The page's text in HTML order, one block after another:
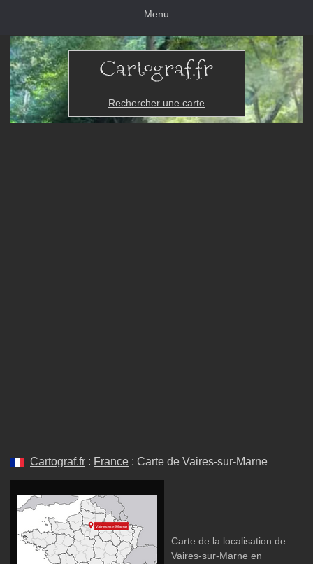
Menu
Rechercher une carte
Cartograf.fr : France : Carte de Vaires-sur-Marne
Carte de la localisation de
Vaires-sur-Marne en